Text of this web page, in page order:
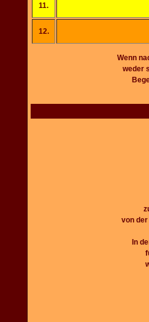
11.
12.
Wenn
weder
von
In